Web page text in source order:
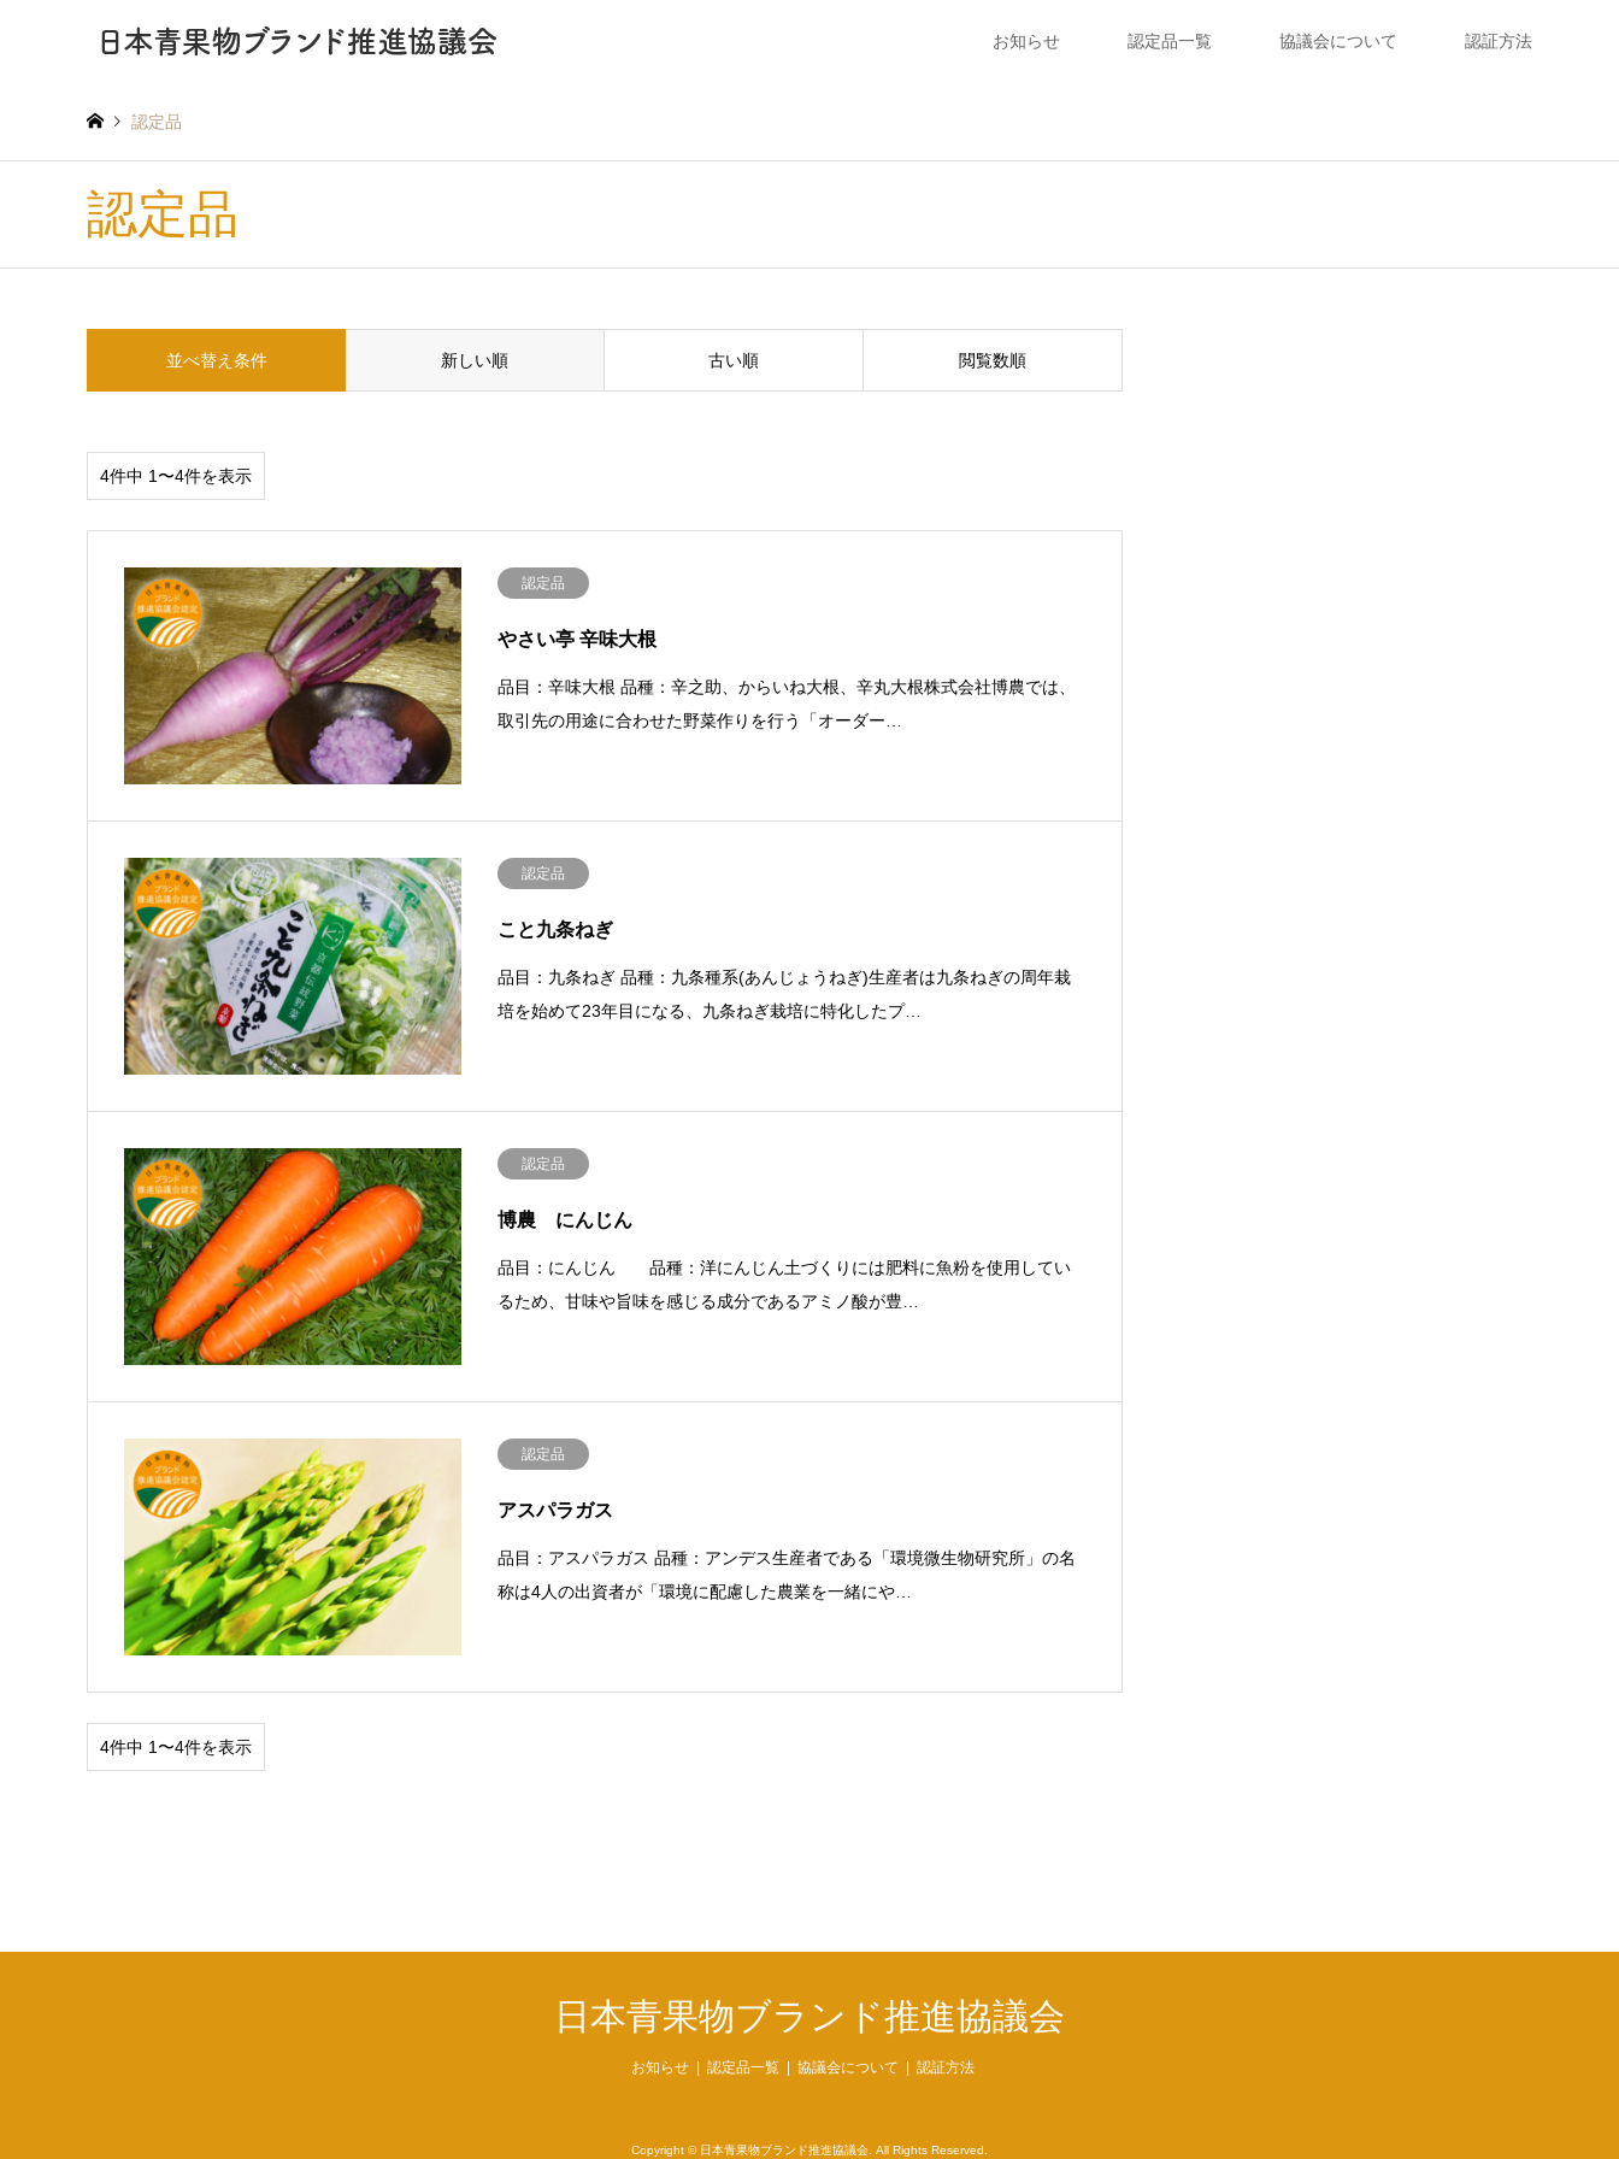
お知らせ 認定品一覧 協議会について 認証方法
認定品
認定品
並べ替え条件 新しい順 古い順 閲覧数順
4件中 1〜4件を表示
認定品
やさい亭 辛味大根
品目：辛味大根 品種：辛之助、からいね大根、辛丸大根株式会社博農では、
取引先の用途に合わせた野菜作りを行う「オーダー…
認定品
こと九条ねぎ
品目：九条ねぎ 品種：九条種系(あんじょうねぎ)生産者は九条ねぎの周年栽
培を始めて23年目になる、九条ねぎ栽培に特化したプ…
認定品
博農 にんじん
品目：にんじん 品種：洋にんじん土づくりには肥料に魚粉を使用してい
るため、甘味や旨味を感じる成分であるアミノ酸が豊…
認定品
アスパラガス
品目：アスパラガス 品種：アンデス生産者である「環境微生物研究所」の名
称は4人の出資者が「環境に配慮した農業を一緒にや…
4件中 1〜4件を表示
日本青果物ブランド推進協議会
お知らせ 認定品一覧 協議会について 認証方法
Copyright © 日本青果物ブランド推進協議会 . All Rights Reserved.